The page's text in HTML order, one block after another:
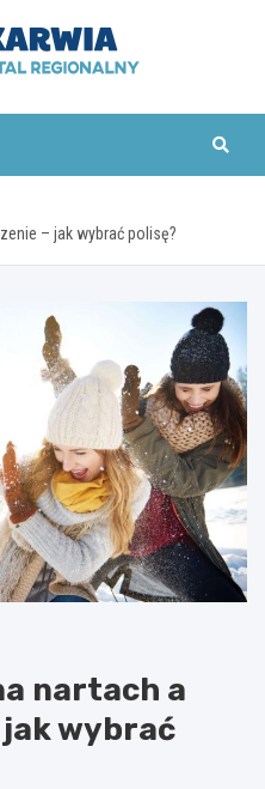
– jak wybrać polisę?
nartach a
jak wybrać